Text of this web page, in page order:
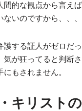
間的な観点から言え
いのですから、、、
護する証人がゼロだ
気が狂ってると判断
もされません。
キリスト